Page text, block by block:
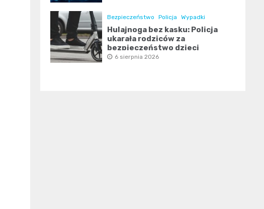
Bezpieczeństwo Policja Wypadki
Hulajnoga bez kasku: Policja
ukarała rodziców za
bezpieczeństwo dzieci
6 sierpnia 2026